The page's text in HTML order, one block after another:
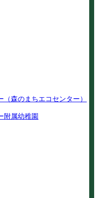
森のまちエコセンター）
附属幼稚園